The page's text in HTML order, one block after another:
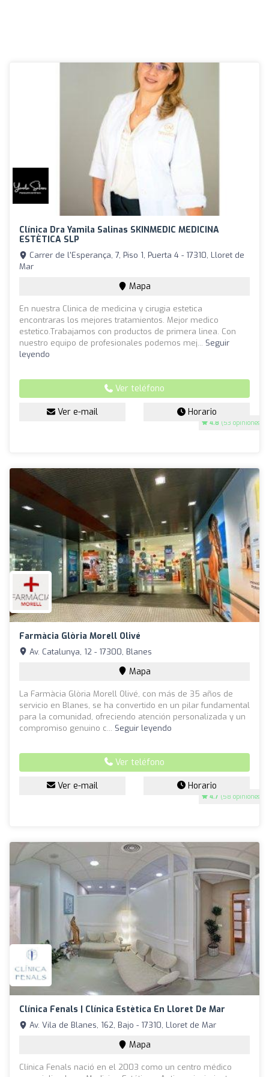
Clínica Dra Yamila Salinas SKINMEDIC MEDICINA
ESTÈTICA SLP
4.8 (53 opiniones)
Carrer de l'Esperança, 7, Piso 1, Puerta 4 - 17310, Lloret de
Mar
Mapa
En nuestra Clinica de medicina y cirugia estetica
encontraras los mejores tratamientos. Mejor medico
estetico.Trabajamos con productos de primera linea. Con
nuestro equipo de profesionales podemos mej... Seguir
leyendo
Ver teléfono
Ver e-mail Horario
Farmàcia Glòria Morell Olivé
4.7 (58 opiniones)
Av. Catalunya, 12 - 17300, Blanes
Mapa
La Farmàcia Glòria Morell Olivé, con más de 35 años de
servicio en Blanes, se ha convertido en un pilar fundamental
para la comunidad, ofreciendo atención personalizada y un
compromiso genuino c... Seguir leyendo
Ver teléfono
Ver e-mail Horario
Clínica Fenals | Clínica Estètica En Lloret De Mar
Av. Vila de Blanes, 162, Bajo - 17310, Lloret de Mar
Mapa
Clínica Fenals nació en el 2003 como un centro médico